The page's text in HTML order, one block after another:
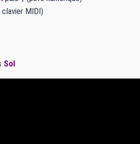
clavier MIDI)
Sol